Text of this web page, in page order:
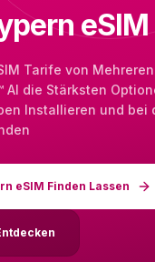
eSIM
Tarife von Mehreren
AI die Stärksten
Installieren und bei
eSIM Finden Lassen